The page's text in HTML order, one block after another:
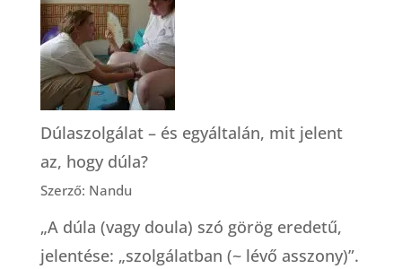
Floyd)
Dúlaszolgálat – és egyáltalán, mit jelent
az, hogy dúla?
Szerző: Nandu
„A dúla (vagy doula) szó görög eredetű,
jelentése: „szolgálatban (~ lévő asszony)”.